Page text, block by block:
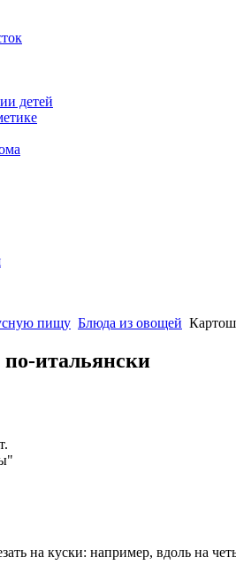
детей
пищу Блюда из овощей
итальянски
на куски: например, вдоль на